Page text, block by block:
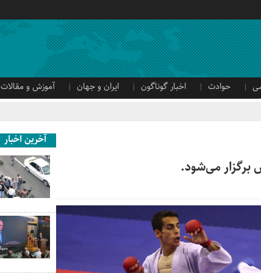
حوادث اخبار گوناگون ایران و جهان آموزش و مقالات
برگزار می‌شود.
آخرین اخبار